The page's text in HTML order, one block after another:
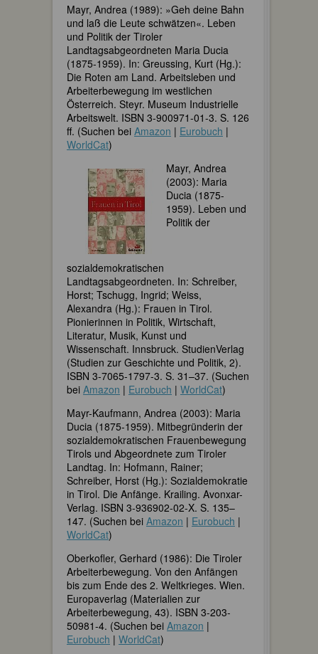
Mayr, Andrea (1989): »Geh deine Bahn
und laß die Leute schwätzen«. Leben
und Politik der Tiroler
Landtagsabgeordneten Maria Ducia
(1875-1959). In: Greussing, Kurt (Hg.):
Die Roten am Land. Arbeitsleben und
Arbeiterbewegung im westlichen
Österreich. Steyr. Museum Industrielle
Arbeitswelt. ISBN 3-900971-01-3. S. 126
ff. (Suchen bei Amazon | Eurobuch |
WorldCat)
Mayr, Andrea
(2003): Maria
Ducia (1875-
1959). Leben und
Politik der
sozialdemokratischen
Landtagsabgeordneten. In: Schreiber,
Horst; Tschugg, Ingrid; Weiss,
Alexandra (Hg.): Frauen in Tirol.
Pionierinnen in Politik, Wirtschaft,
Literatur, Musik, Kunst und
Wissenschaft. Innsbruck. StudienVerlag
(Studien zur Geschichte und Politik, 2).
ISBN 3-7065-1797-3. S. 31–37. (Suchen
bei Amazon | Eurobuch | WorldCat)
Mayr-Kaufmann, Andrea (2003): Maria
Ducia (1875-1959). Mitbegründerin der
sozialdemokratischen Frauenbewegung
Tirols und Abgeordnete zum Tiroler
Landtag. In: Hofmann, Rainer;
Schreiber, Horst (Hg.): Sozialdemokratie
in Tirol. Die Anfänge. Krailing. Avonxar-
Verlag. ISBN 3-936902-02-X. S. 135–
147. (Suchen bei Amazon | Eurobuch |
WorldCat)
Oberkofler, Gerhard (1986): Die Tiroler
Arbeiterbewegung. Von den Anfängen
bis zum Ende des 2. Weltkrieges. Wien.
Europaverlag (Materialien zur
Arbeiterbewegung, 43). ISBN 3-203-
50981-4. (Suchen bei Amazon |
Eurobuch | WorldCat)